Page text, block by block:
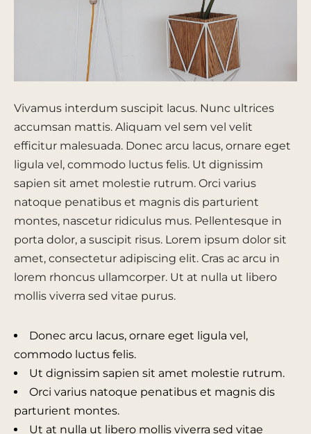
Vivamus interdum suscipit lacus. Nunc ultrices
accumsan mattis. Aliquam vel sem vel velit
efficitur malesuada. Donec arcu lacus, ornare eget
ligula vel, commodo luctus felis. Ut dignissim
sapien sit amet molestie rutrum. Orci varius
natoque penatibus et magnis dis parturient
montes, nascetur ridiculus mus. Pellentesque in
porta dolor, a suscipit risus. Lorem ipsum dolor sit
amet, consectetur adipiscing elit. Cras ac arcu in
lorem rhoncus ullamcorper. Ut at nulla ut libero
mollis viverra sed vitae purus.
Donec arcu lacus, ornare eget ligula vel,
commodo luctus felis.
Ut dignissim sapien sit amet molestie rutrum.
Orci varius natoque penatibus et magnis dis
parturient montes.
Ut at nulla ut libero mollis viverra sed vitae